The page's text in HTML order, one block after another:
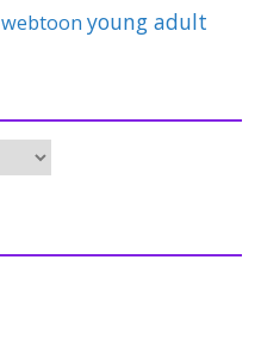
webtoon young adult